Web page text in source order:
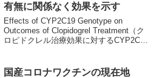
有無に関係なく効果を示す
Effects of CYP2C19 Genotype on
Outcomes of Clopidogrel Treatment（ク
ロピドクレル治療効果に対するCYP2C19
国産コロナワクチンの現在地